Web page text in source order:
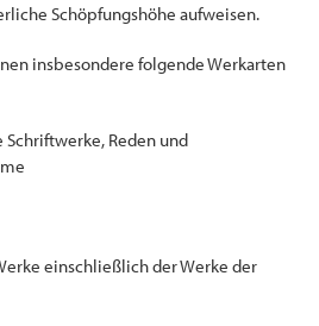
Schöpfungshöhe aufweisen.
insbesondere folgende Werkarten
Schriftwerke, Reden und
einschließlich der Werke der